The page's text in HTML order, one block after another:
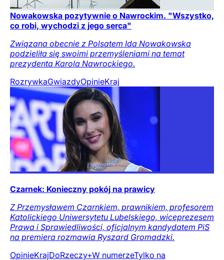
Nowakowska pozytywnie o Nawrockim. "Wszystko,
co robi, wychodzi z jego serca"
Związana obecnie z Polsatem Ida Nowakowska
podzieliła się swoimi przemyśleniami na temat
prezydenta Karola Nawrockiego.
RozrywkaGwiazdyOpinieKraj
Czarnek: Konieczny pokój na prawicy
Z Przemysławem Czarnkiem, prawnikiem, profesorem
Katolickiego Uniwersytetu Lubelskiego, wiceprezesem
Prawa i Sprawiedliwości, oficjalnym kandydatem PiS
na premiera rozmawia Ryszard Gromadzki.
OpinieKrajDoRzeczy+W numerzeTylko na